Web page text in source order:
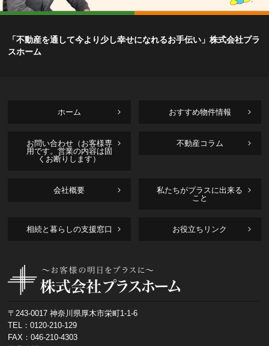
「不動産を通して今より少し幸せになれるお手伝い」株式会社プラ
スホーム
ホーム おすすめ物件情報
お問い合わせ（お客様専
用です。営業の内容は固
くお断りします）
不動産コラム
会社概要
私たちがプラスに出来る
こと
相続と暮らしの支援窓口 お役立ちリンク
〒243-0017 神奈川県厚木市栄町1-1-6
TEL： 0120-210-129
FAX：046-210-4303